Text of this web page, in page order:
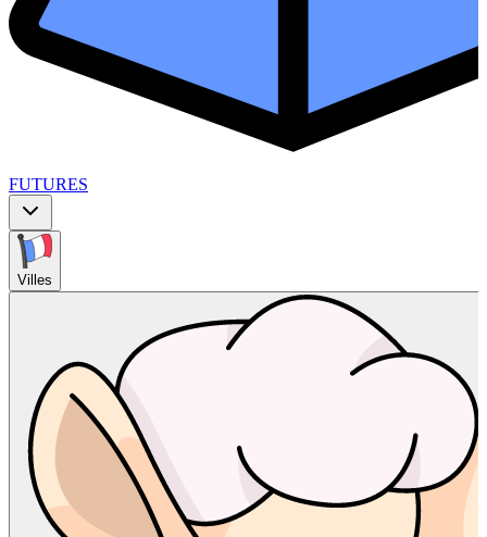
FUTURES
Villes